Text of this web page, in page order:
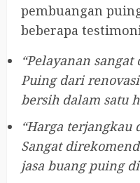
pembuangan
beberapa
“Pelayanan
Puing dari
bersih dalam satu
“Harga terjangkau
Sangat
jasa buang puing di